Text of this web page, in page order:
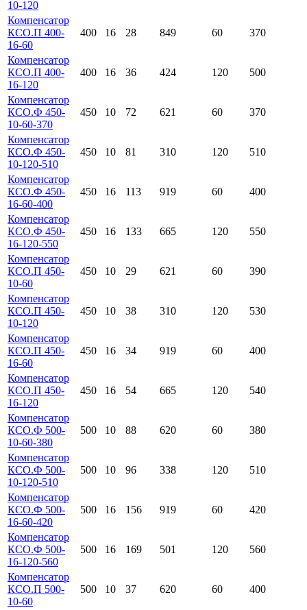
10-120
Компенсатор
КСО.П 400-
16-60
400 16 28 849 60 370
Компенсатор
КСО.П 400-
16-120
400 16 36 424 120 500
Компенсатор
КСО.Ф 450-
10-60-370
450 10 72 621 60 370
Компенсатор
КСО.Ф 450-
10-120-510
450 10 81 310 120 510
Компенсатор
КСО.Ф 450-
16-60-400
450 16 113 919 60 400
Компенсатор
КСО.Ф 450-
16-120-550
450 16 133 665 120 550
Компенсатор
КСО.П 450-
10-60
450 10 29 621 60 390
Компенсатор
КСО.П 450-
10-120
450 10 38 310 120 530
Компенсатор
КСО.П 450-
16-60
450 16 34 919 60 400
Компенсатор
КСО.П 450-
16-120
450 16 54 665 120 540
Компенсатор
КСО.Ф 500-
10-60-380
500 10 88 620 60 380
Компенсатор
КСО.Ф 500-
10-120-510
500 10 96 338 120 510
Компенсатор
КСО.Ф 500-
16-60-420
500 16 156 919 60 420
Компенсатор
КСО.Ф 500-
16-120-560
500 16 169 501 120 560
Компенсатор
КСО.П 500-
10-60
500 10 37 620 60 400